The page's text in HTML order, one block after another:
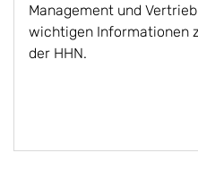
Management und
wichtigen Informationen
der HHN.